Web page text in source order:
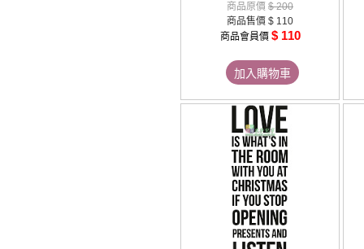
商品原價 $ 200
商品售價 $ 110
商品會員價 $ 110
加入購物車